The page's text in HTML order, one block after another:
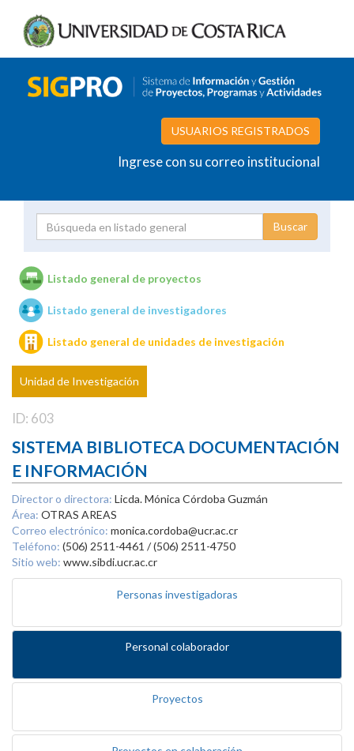
USUARIOS REGISTRADOS
Ingrese con su correo institucional
Unidades de investigación
Listado general de proyectos
Listado general de investigadores
Listado general de unidades de investigación
Unidad de Investigación
ID: 603
SISTEMA BIBLIOTECA DOCUMENTACIÓN
E INFORMACIÓN
Director o directora: Licda. Mónica Córdoba Guzmán
Área: OTRAS AREAS
Correo electrónico: monica.cordoba@ucr.ac.cr
Teléfono: (506) 2511-4461 / (506) 2511-4750
Sitio web: www.sibdi.ucr.ac.cr
Personas investigadoras
Personal colaborador
Proyectos